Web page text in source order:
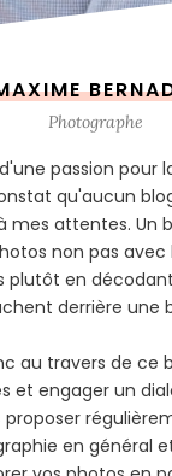
Photographe
passion pour
qu'aucun
mes attentes. Un
non pas avec
plutôt en
derrière une
au travers de ce
et engager un
proposer
en général